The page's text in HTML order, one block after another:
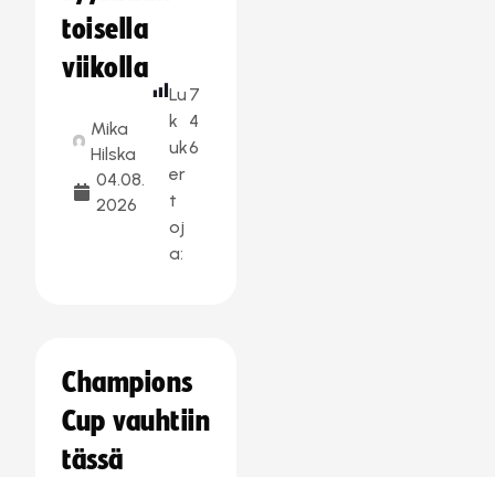
toisella
viikolla
Mika
Hilska
04.08.
2026
Lu
k
uk
er
t
oj
a:
7
4
6
Champions
Cup vauhtiin
tässä